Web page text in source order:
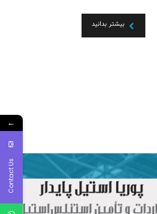
بیشتر بدانید
←
Contact Us